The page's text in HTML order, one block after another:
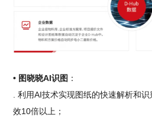
• 图晓晓AI识图 ：
. 利用AI技术实现图纸的快速解析和
效10倍以上；